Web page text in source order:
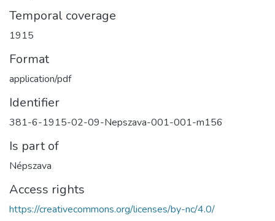
Temporal coverage
1915
Format
application/pdf
Identifier
381-6-1915-02-09-Nepszava-001-001-m156
Is part of
Népszava
Access rights
https://creativecommons.org/licenses/by-nc/4.0/